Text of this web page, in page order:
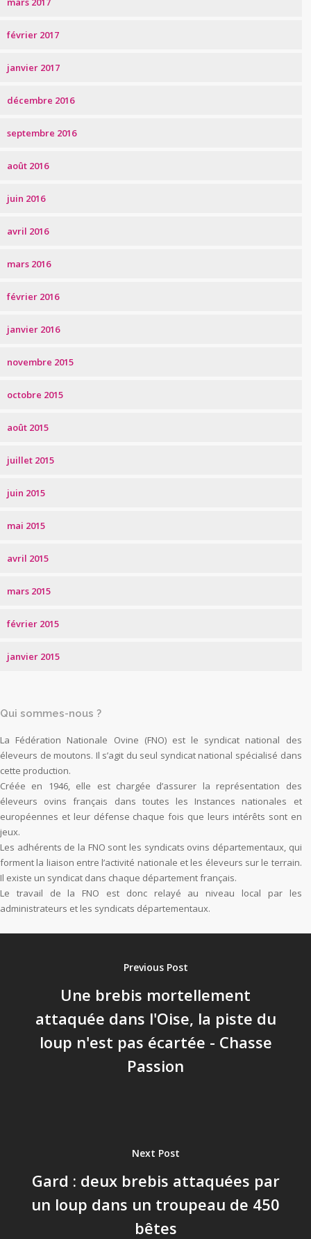
février 2017
janvier 2017
décembre 2016
septembre 2016
août 2016
juin 2016
avril 2016
mars 2016
février 2016
janvier 2016
novembre 2015
octobre 2015
août 2015
juillet 2015
juin 2015
mai 2015
avril 2015
mars 2015
février 2015
janvier 2015
Qui sommes-nous ?
La Fédération Nationale Ovine (FNO) est le syndicat national des
éleveurs de moutons. Il s’agit du seul syndicat national spécialisé dans
cette production.
Créée en 1946, elle est chargée d’assurer la représentation des
éleveurs ovins français dans toutes les Instances nationales et
européennes et leur défense chaque fois que leurs intérêts sont en
jeux.
Les adhérents de la FNO sont les syndicats ovins départementaux, qui
forment la liaison entre l’activité nationale et les éleveurs sur le terrain.
Il existe un syndicat dans chaque département français.
Le travail de la FNO est donc relayé au niveau local par les
administrateurs et les syndicats départementaux.
Previous Post
Une brebis mortellement
attaquée dans l'Oise, la piste du
loup n'est pas écartée - Chasse
Passion
Next Post
Gard : deux brebis attaquées par
un loup dans un troupeau de 450
bêtes